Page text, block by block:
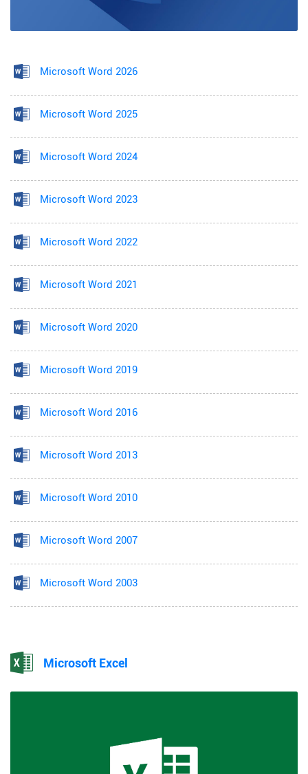
Microsoft Word 2026
Microsoft Word 2025
Microsoft Word 2024
Microsoft Word 2023
Microsoft Word 2022
Microsoft Word 2021
Microsoft Word 2020
Microsoft Word 2019
Microsoft Word 2016
Microsoft Word 2013
Microsoft Word 2010
Microsoft Word 2007
Microsoft Word 2003
Microsoft Excel